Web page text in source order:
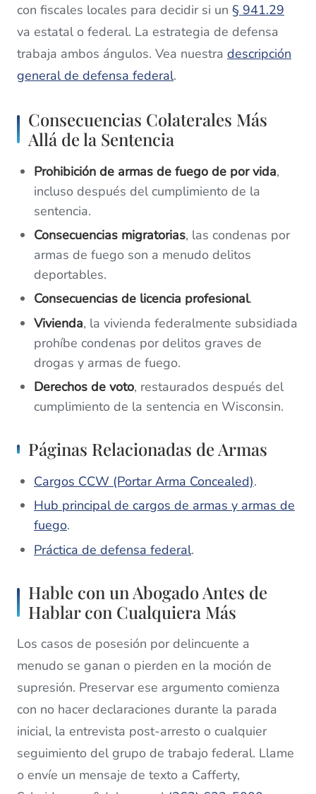
con fiscales locales para decidir si un § 941.29
va estatal o federal. La estrategia de defensa
trabaja ambos ángulos. Vea nuestra descripción
general de defensa federal.
Consecuencias Colaterales Más
Allá de la Sentencia
Prohibición de armas de fuego de por vida,
incluso después del cumplimiento de la
sentencia.
Consecuencias migratorias, las condenas por
armas de fuego son a menudo delitos
deportables.
Consecuencias de licencia profesional.
Vivienda, la vivienda federalmente subsidiada
prohíbe condenas por delitos graves de
drogas y armas de fuego.
Derechos de voto, restaurados después del
cumplimiento de la sentencia en Wisconsin.
Páginas Relacionadas de Armas
Cargos CCW (Portar Arma Concealed).
Hub principal de cargos de armas y armas de
fuego.
Práctica de defensa federal.
Hable con un Abogado Antes de
Hablar con Cualquiera Más
Los casos de posesión por delincuente a
menudo se ganan o pierden en la moción de
supresión. Preservar ese argumento comienza
con no hacer declaraciones durante la parada
inicial, la entrevista post-arresto o cualquier
seguimiento del grupo de trabajo federal. Llame
o envíe un mensaje de texto a Cafferty,